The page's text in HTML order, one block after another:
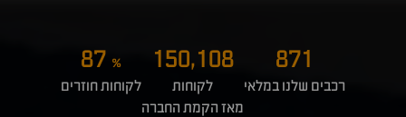
871
רכבים שלנו במלאי
150,108
לקוחות
מאז הקמת החברה
%
87
לקוחות חוזרים